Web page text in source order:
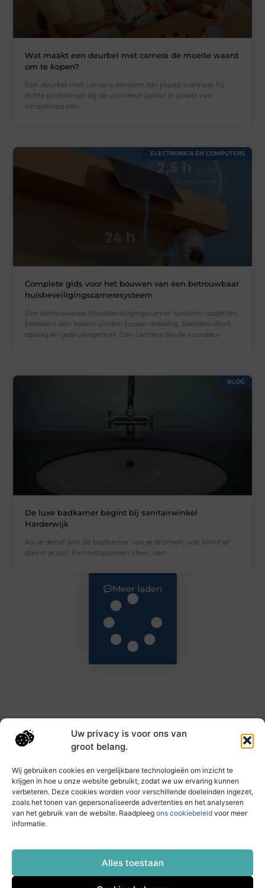
Uw privacy is voor ons van
groot belang.
Wij gebruiken cookies en vergelijkbare technologieën om inzicht te
krijgen in hoe u onze website gebruikt, zodat we uw ervaring kunnen
verbeteren. Deze cookies worden voor verschillende doeleinden ingezet,
zoals het tonen van gepersonaliseerde advertenties en het analyseren
van het gebruik van de website. Raadpleeg ons cookiebeleid voor meer
informatie.
Alles toestaan
Wat maakt een deurbel met camera de moeite waard
om te kopen?
Een deurbel met camera verdient zijn plaats wanneer hij
echte problemen bij de voordeur oplost in plaats van
simpelweg een
ELECTRONICA EN COMPUTERS
Complete gids voor het bouwen van een betrouwbaar
huisbeveiligingscamerasysteem
Een betrouwbaar thuisbeveiligingscamer systeem opzetten
betekent een balans vinden tussen dekking, beeldkwaliteit,
opslag en gebruiksgemak. Een camera die de voordeur
BLOG
De luxe badkamer begint bij sanitairwinkel
Harderwijk
Als je denkt aan de badkamer van je dromen, wat komt er
dan in je op? Een ontspannen sfeer, een
Meer laden
Main Links
Dagelijks nieuwe inzichten op taec.nl
Artikelen vol kennis, inspiratie en praktische tips die